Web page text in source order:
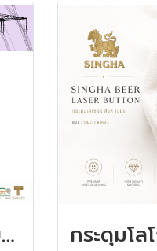
กระดุมโลโก้ลงสี ขนาด 11.5 มิล